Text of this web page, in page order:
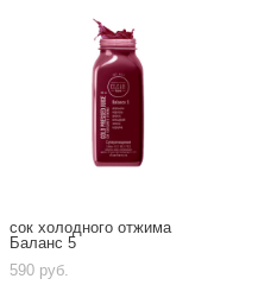
сок холодного отжима
Баланс 5
590 pуб.